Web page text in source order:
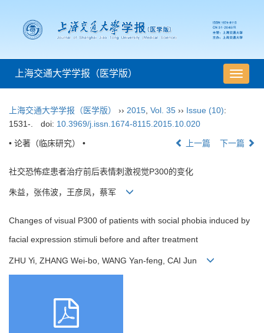
导
航
上海交通大学学报（医学版）
上海交通大学学报（医学版） ›› 2015 Vol. 35 ›› Issue (10):
1531-.
doi: 10.3969/j.issn.1674-8115.2015.10.020
• 论著（临床研究） • 上一篇 下一篇
社交恐怖症患者治疗前后表情刺激视觉P300的变化
朱益，张伟波，王彦凤，蔡军
Changes of visual P300 of patients with social phobia induced by
facial expression stimuli before and after treatment
ZHU Yi, ZHANG Wei-bo, WANG Yan-feng, CAI Jun